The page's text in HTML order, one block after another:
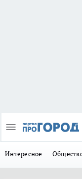
Интересное